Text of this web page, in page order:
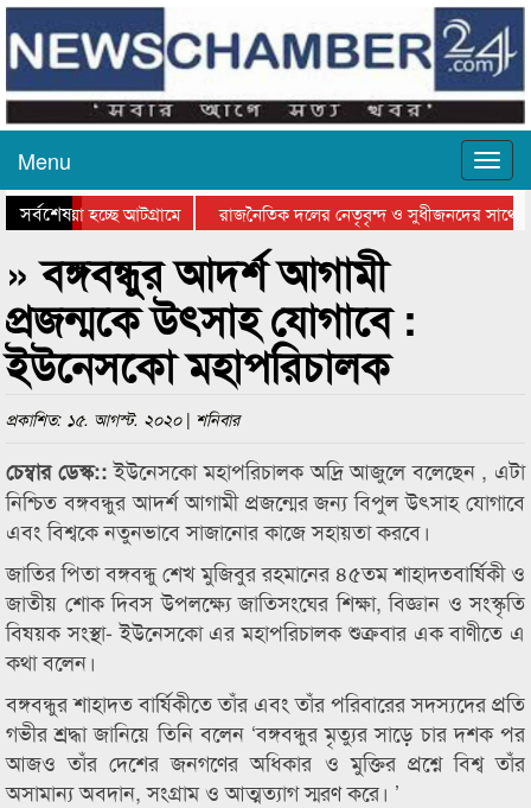
Menu
সর্বশেষ
যাওয়া হচ্ছে আটগ্রামে
রাজনৈতিক দলের নেতৃবৃন্দ ও সুধীজনদের সাথে
সিলেটে বাংলাদেশ গ্রুপ থিয়েটার
» বঙ্গবন্ধুর আদর্শ আগামী
প্রজন্মকে উৎসাহ যোগাবে :
ইউনেসকো মহাপরিচালক
প্রকাশিত: ১৫. আগস্ট. ২০২০ | শনিবার
চেম্বার ডেস্ক::ইউনেসকো মহাপরিচালক অদ্রি আজুলে বলেছেন , এটা
নিশ্চিত বঙ্গবন্ধুর আদর্শ আগামী প্রজন্মের জন্য বিপুল উৎসাহ যোগাবে
এবং বিশ্বকে নতুনভাবে সাজানোর কাজে সহায়তা করবে।
জাতির পিতা বঙ্গবন্ধু শেখ মুজিবুর রহমানের ৪৫তম শাহাদতবার্ষিকী ও
জাতীয় শোক দিবস উপলক্ষ্যে জাতিসংঘের শিক্ষা, বিজ্ঞান ও সংস্কৃতি
বিষয়ক সংস্থা- ইউনেসকো এর মহাপরিচালক শুক্রবার এক বাণীতে এ
কথা বলেন।
বঙ্গবন্ধুর শাহাদত বার্ষিকীতে তাঁর এবং তাঁর পরিবারের সদস্যদের প্রতি
গভীর শ্রদ্ধা জানিয়ে তিনি বলেন ‘বঙ্গবন্ধুর মৃত্যুর সাড়ে চার দশক পর
আজও তাঁর দেশের জনগণের অধিকার ও মুক্তির প্রশ্নে বিশ্ব তাঁর
অসামান্য অবদান, সংগ্রাম ও আত্মত্যাগ স্মরণ করে। ’